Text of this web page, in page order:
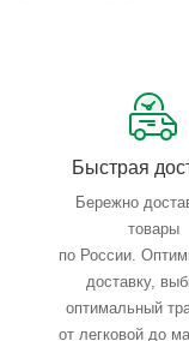
Быстрая
Бережно
товары
по России.
доставку,
оптимальный
от легковой до